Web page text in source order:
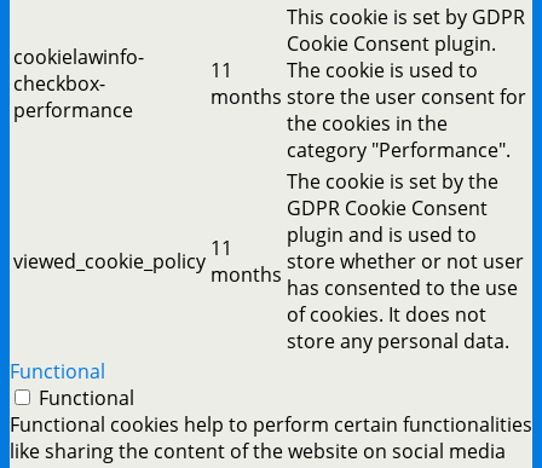
cookielawinfo-
checkbox-
performance
11
months
This cookie is set by GDPR
Cookie Consent plugin.
The cookie is used to
store the user consent for
the cookies in the
category "Performance".
viewed_cookie_policy 11
months
The cookie is set by the
GDPR Cookie Consent
plugin and is used to
store whether or not user
has consented to the use
of cookies. It does not
store any personal data.
Functional
Functional
Functional cookies help to perform certain functionalities
like sharing the content of the website on social media